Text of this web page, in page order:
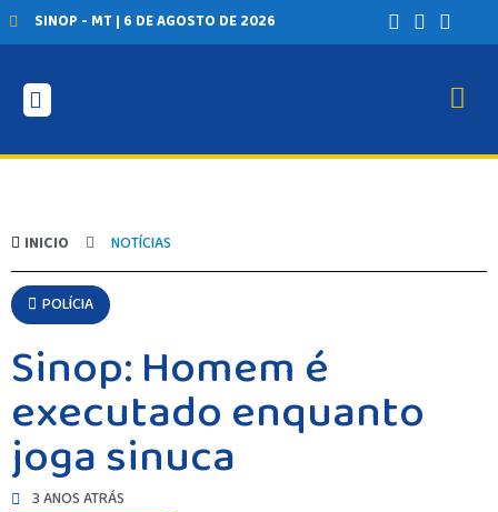
SINOP - MT | 6 DE AGOSTO DE 2026
INICIO NOTÍCIAS
POLÍCIA
Sinop: Homem é
executado enquanto
joga sinuca
3 ANOS ATRÁS
INICIO
AGRONEGÓCIO
MATO GROSSO
POLÍCIA
VARIEDADES
BALCÃO DE EMPREGOS